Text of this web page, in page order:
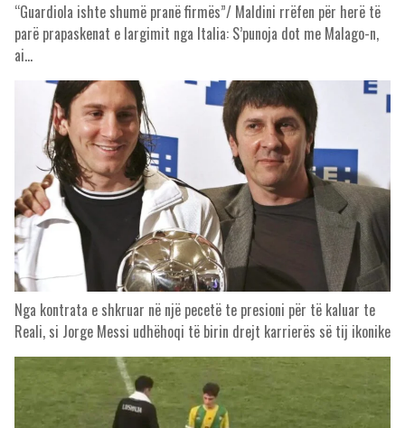
“Guardiola ishte shumë pranë firmës”/ Maldini rrëfen për herë të
parë prapaskenat e largimit nga Italia: S’punoja dot me Malago-n,
ai…
Nga kontrata e shkruar në një pecetë te presioni për të kaluar te
Reali, si Jorge Messi udhëhoqi të birin drejt karrierës së tij ikonike